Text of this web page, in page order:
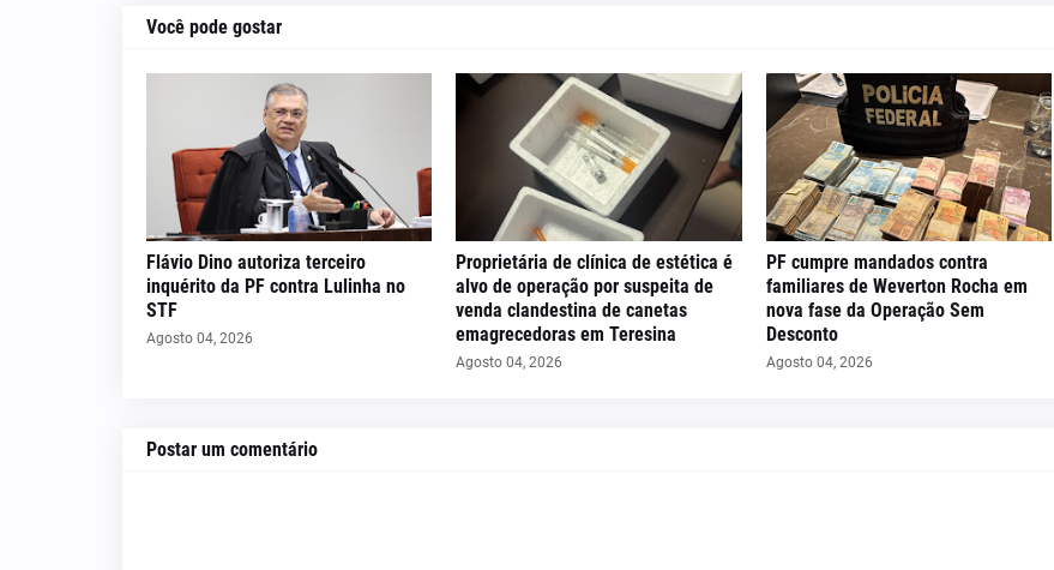
Você pode gostar
Flávio Dino autoriza terceiro
inquérito da PF contra Lulinha no
STF
Agosto 04, 2026
Proprietária de clínica de estética é
alvo de operação por suspeita de
venda clandestina de canetas
emagrecedoras em Teresina
Agosto 04, 2026
PF cumpre mandados contra
familiares de Weverton Rocha em
nova fase da Operação Sem
Desconto
Agosto 04, 2026
Postar um comentário